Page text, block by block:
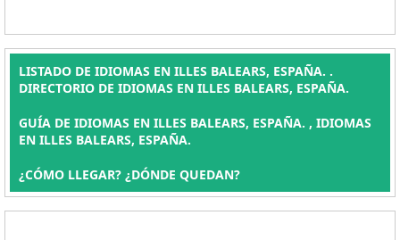
LISTADO DE IDIOMAS EN ILLES BALEARS, ESPAÑA. .
DIRECTORIO DE IDIOMAS EN ILLES BALEARS, ESPAÑA.
GUÍA DE IDIOMAS EN ILLES BALEARS, ESPAÑA. , IDIOMAS
EN ILLES BALEARS, ESPAÑA.
¿CÓMO LLEGAR? ¿DÓNDE QUEDAN?